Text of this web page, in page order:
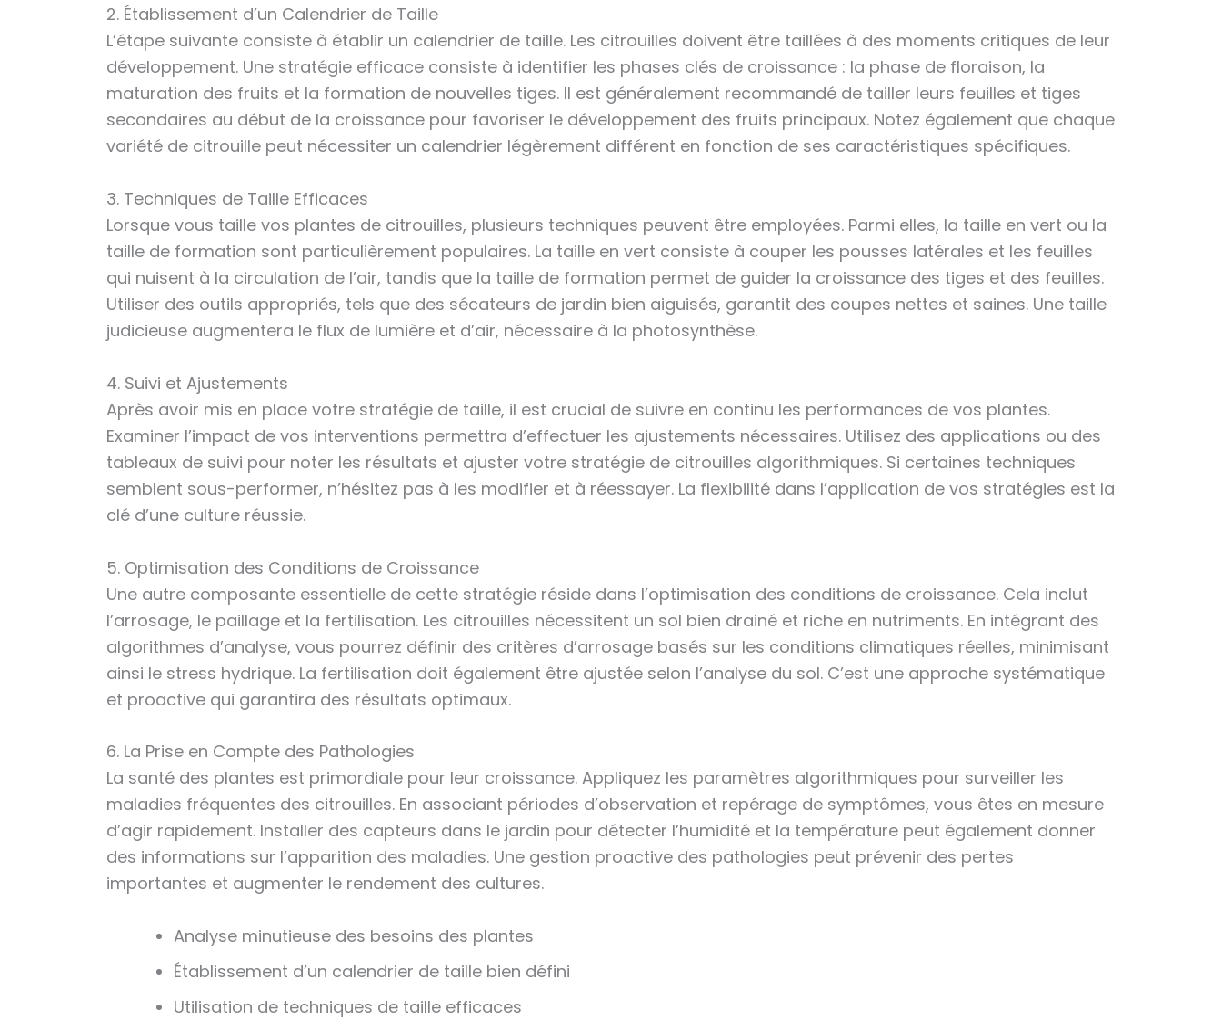
2. Établissement d’un Calendrier de Taille
L’étape suivante consiste à établir un calendrier de taille. Les citrouilles doivent être taillées à des moments critiques de leur
développement. Une stratégie efficace consiste à identifier les phases clés de croissance : la phase de floraison, la
maturation des fruits et la formation de nouvelles tiges. Il est généralement recommandé de tailler leurs feuilles et tiges
secondaires au début de la croissance pour favoriser le développement des fruits principaux. Notez également que chaque
variété de citrouille peut nécessiter un calendrier légèrement différent en fonction de ses caractéristiques spécifiques.
3. Techniques de Taille Efficaces
Lorsque vous taille vos plantes de citrouilles, plusieurs techniques peuvent être employées. Parmi elles, la taille en vert ou la
taille de formation sont particulièrement populaires. La taille en vert consiste à couper les pousses latérales et les feuilles
qui nuisent à la circulation de l’air, tandis que la taille de formation permet de guider la croissance des tiges et des feuilles.
Utiliser des outils appropriés, tels que des sécateurs de jardin bien aiguisés, garantit des coupes nettes et saines. Une taille
judicieuse augmentera le flux de lumière et d’air, nécessaire à la photosynthèse.
4. Suivi et Ajustements
Après avoir mis en place votre stratégie de taille, il est crucial de suivre en continu les performances de vos plantes.
Examiner l’impact de vos interventions permettra d’effectuer les ajustements nécessaires. Utilisez des applications ou des
tableaux de suivi pour noter les résultats et ajuster votre stratégie de citrouilles algorithmiques. Si certaines techniques
semblent sous-performer, n’hésitez pas à les modifier et à réessayer. La flexibilité dans l’application de vos stratégies est la
clé d’une culture réussie.
5. Optimisation des Conditions de Croissance
Une autre composante essentielle de cette stratégie réside dans l’optimisation des conditions de croissance. Cela inclut
l’arrosage, le paillage et la fertilisation. Les citrouilles nécessitent un sol bien drainé et riche en nutriments. En intégrant des
algorithmes d’analyse, vous pourrez définir des critères d’arrosage basés sur les conditions climatiques réelles, minimisant
ainsi le stress hydrique. La fertilisation doit également être ajustée selon l’analyse du sol. C’est une approche systématique
et proactive qui garantira des résultats optimaux.
6. La Prise en Compte des Pathologies
La santé des plantes est primordiale pour leur croissance. Appliquez les paramètres algorithmiques pour surveiller les
maladies fréquentes des citrouilles. En associant périodes d’observation et repérage de symptômes, vous êtes en mesure
d’agir rapidement. Installer des capteurs dans le jardin pour détecter l’humidité et la température peut également donner
des informations sur l’apparition des maladies. Une gestion proactive des pathologies peut prévenir des pertes
importantes et augmenter le rendement des cultures.
Analyse minutieuse des besoins des plantes
Établissement d’un calendrier de taille bien défini
Utilisation de techniques de taille efficaces